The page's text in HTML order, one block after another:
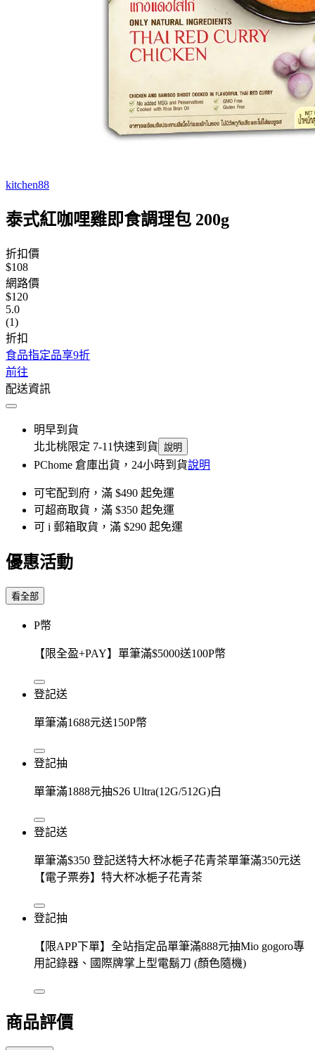
kitchen88
泰式紅咖哩雞即食調理包 200g
折扣價
$108
網路價
$120
5.0
(1)
折扣
食品指定品享9折
前往
配送資訊
明早到貨
北北桃限定 7-11快速到貨 說明
PChome 倉庫出貨，24小時到貨說明
可宅配到府，滿 $490 起免運
可超商取貨，滿 $350 起免運
可 i 郵箱取貨，滿 $290 起免運
優惠活動
看全部
P幣
【限全盈+PAY】單筆滿$5000送100P幣
登記送
單筆滿1688元送150P幣
登記抽
單筆滿1888元抽S26 Ultra(12G/512G)白
登記送
單筆滿$350 登記送特大杯冰梔子花青茶單筆滿350元送
【電子票券】特大杯冰梔子花青茶
登記抽
【限APP下單】全站指定品單筆滿888元抽Mio gogoro專
用記錄器、國際牌掌上型電鬍刀 (顏色隨機)
商品評價